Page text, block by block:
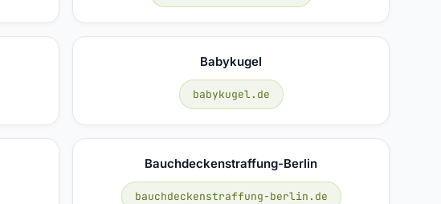
Babykugel
babykugel.de
Bauchdeckenstraffung-Berlin
bauchdeckenstraffung-berlin.de